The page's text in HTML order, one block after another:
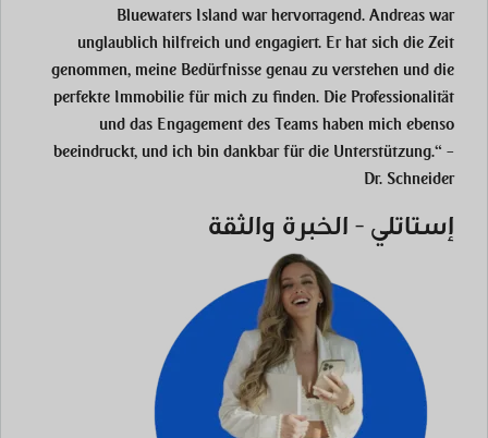
Bluewaters Island war hervorragend. Andreas war
unglaublich hilfreich und engagiert. Er hat sich die Zeit
genommen, meine Bedürfnisse genau zu verstehen und die
perfekte Immobilie für mich zu finden. Die Professionalität
und das Engagement des Teams haben mich ebenso
beeindruckt, und ich bin dankbar für die Unterstützung.“ –
Dr. Schneider
إستاتلي - الخبرة والثقة